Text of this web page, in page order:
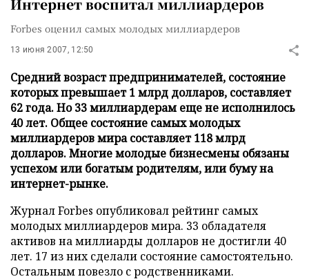
Интернет воспитал миллиардеров
Forbes оценил самых молодых миллиардеров
13 июня 2007, 12:50
Средний возраст предпринимателей, состояние
которых превышает 1 млрд долларов, составляет
62 года. Но 33 миллиардерам еще не исполнилось
40 лет. Общее состояние самых молодых
миллиардеров мира составляет 118 млрд
долларов. Многие молодые бизнесмены обязаны
успехом или богатым родителям, или буму на
интернет-рынке.
Журнал Forbes опубликовал рейтинг самых
молодых миллиардеров мира. 33 обладателя
активов на миллиарды долларов не достигли 40
лет. 17 из них сделали состояние самостоятельно.
Остальным повезло с родственниками.